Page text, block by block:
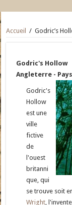
Accueil / Godric’s
Godric's Hollow
Angleterre -
Godric's
Hollow
est une
ville
fictive
de
l'ouest
britanni
que, qui
se trouve soit
Wright,